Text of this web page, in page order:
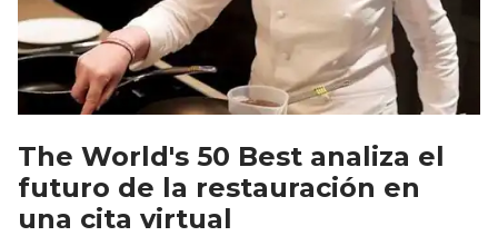
The World's 50 Best analiza el
futuro de la restauración en
una cita virtual